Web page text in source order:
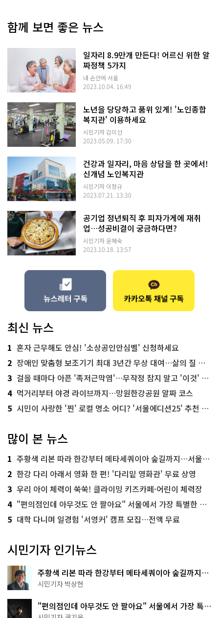
함께 보면 좋은 뉴스
일자리 8.9만개 만든다! 어르신 위한 알
짜정책 5가지
내 손안에 서울
2023.10.04. 16:49
노년을 당당하고 품위 있게! '노인종합
복지관' 이용하세요
시민기자 김미선
2023.05.09. 17:30
건강과 일자리, 마음 상담을 한 곳에서!
신개념 노인복지관
시민기자 이정규
2023.07.21. 13:30
공기업 정년퇴직 후 피자가게에 재취
업…성공비결이 궁금하다면?
시민기자 윤혜숙
2023.10.18. 13:57
최신 뉴스
1 혼자 근무해도 안심! '소상공인안심벨' 신청하세요
2 장애인 맞춤형 보조기기 최대 3년간 무상 대여…삶의 질 높인다
3 걸을 때마다 아픈 '족저근막염'…무작정 참지 말고 '이것' 해보세요!
4 먹거리부터 야경 라이브까지…망원한강공원 알짜 코스
5 시민이 사랑한 '찐' 로컬 명소 어디? '서울에디션25' 추천 코스
많이 본 뉴스
1 주황색 리본 따라 한강부터 메타세쿼이아 숲길까지…서울둘레길 15코스
2 한강 다리 아래서 영화 한 편! '다리밑 영화관' 무료 상영
3 우리 아이 체력이 쑥쑥! 클라이밍 키즈카페·어린이 체력장
4 "편의점인데 아무것도 안 팔아요" 서울에서 가장 특별한 편의점의 정체
5 대학 다니며 일경험 '서영커' 캠프 모집…전액 무료
시민기자 인기뉴스
주황색 리본 따라 한강부터 메타세쿼이아 숲길까지…
서울둘레길 15코스
시민기자 박상현
"편의점인데 아무것도 안 팔아요" 서울에서 가장 특별
한 편의점의 정체